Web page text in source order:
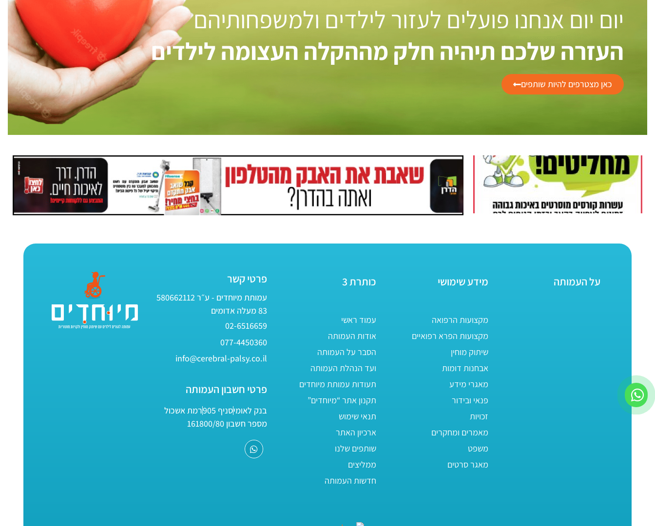
יום יום אנחנו פועלים לעזור לילדים ולמשפחותיהם
העזרה שלכם תיהיה חלק מההקלה העצומה לילדים
כאן מצטרפים להיות שותפים
על העמותה מידע שימושי
מקצועות הרפואה
מקצועות הפרא רפואיים
שיתוק מוחין
אבחנות דומות
מאגרי מידע
פנאי ובידור
זכויות
מאמרים ומחקרים
משפט
מאגר סרטים
כותרת 3
עמוד ראשי
אודות העמותה
הסבר על העמותה
ועד הנהלת העמותה
תעודות עמותת מיוחדים
תקנון אתר “מיוחדים”
תנאי שימוש
ארכיון האתר
שותפים שלנו
ממליצים
חדשות העמותה
פרטי קשר
עמותת מיוחדים - ע״ר 580662112
83 מעלה אדומים
02-6516659
077-4450360
info@cerebral-palsy.co.il
פרטי חשבון העמותה
בנק לאומיסניף 905
רמת אשכול
מספר חשבון 161800/80